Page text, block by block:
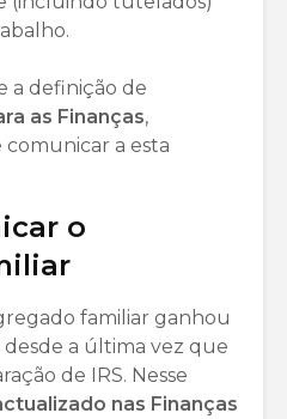
a definição de
as Finanças,
a esta
o
familiar ganhou
a última vez que
de IRS. Nesse
nas Finanças